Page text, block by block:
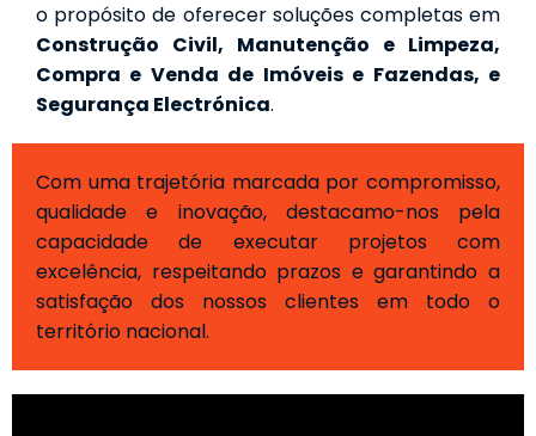
o propósito de oferecer soluções completas em
Construção Civil, Manutenção e Limpeza,
Compra e Venda de Imóveis e Fazendas, e
Segurança Electrónica.
Com uma trajetória marcada por compromisso,
qualidade e inovação, destacamo-nos pela
capacidade de executar projetos com
excelência, respeitando prazos e garantindo a
satisfação dos nossos clientes em todo o
território nacional.